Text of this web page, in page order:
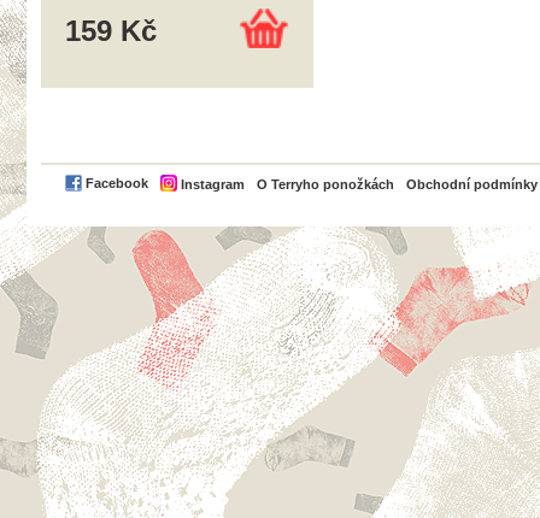
159 Kč
Facebook Instagram O Terryho ponožkách Obchodní podmínky
PayPal